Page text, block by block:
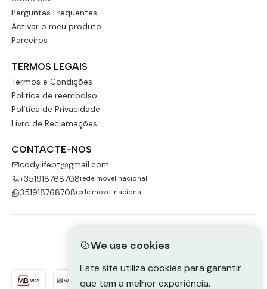
Perguntas Frequentes
Activar o meu produto
Parceiros
TERMOS LEGAIS
Termos e Condições
Politica de reembolso
Política de Privacidade
Livro de Reclamações
CONTACTE-NOS
codylifept@gmail.com
+351918768708rede movel nacional
351918768708rede movel nacional
We use cookies
Este site utiliza cookies para garantir
que tem a melhor experiência.